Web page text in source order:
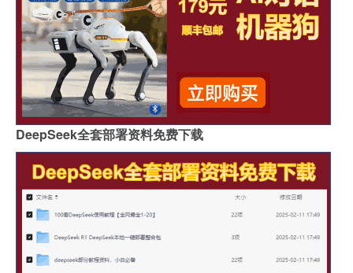
DeepSeek全套部署资料免费下载